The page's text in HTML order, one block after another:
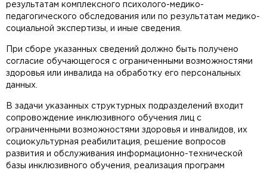
результатам комплексного психолого-медико-
педагогического обследования или по результатам медико-
социальной экспертизы, и иные сведения.
При сборе указанных сведений должно быть получено
согласие обучающегося с ограниченными возможностями
здоровья или инвалида на обработку его персональных
данных.
В задачи указанных структурных подразделений входит
сопровождение инклюзивного обучения лиц с
ограниченными возможностями здоровья и инвалидов, их
социокультурная реабилитация, решение вопросов
развития и обслуживания информационно-технической
базы инклюзивного обучения, реализация программ